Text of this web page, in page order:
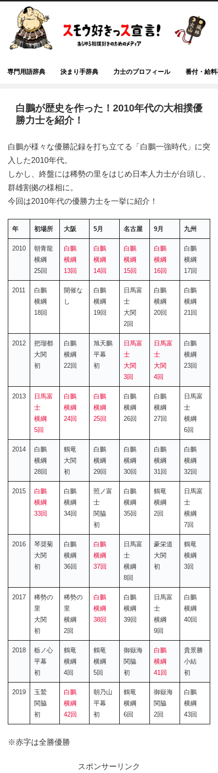
専門用語辞典 決まり手辞典 力士のプロフィール 番付・給
白鵬が歴史を作った！2010年代の大相撲優
勝力士を紹介！
白鵬が様々な優勝記録を打ち立てる「白鵬一強時代」に突
入した2010年代。
しかし、終盤には稀勢の里をはじめ日本人力士が台頭し、
群雄割拠の様相に。
今回は2010年代の優勝力士を一挙に紹介！
年 初場所 大阪 5月 名古屋 9月 九州
2010
朝青龍
横綱
25回
白鵬
横綱
13回
白鵬
横綱
14回
白鵬
横綱
15回
白鵬
横綱
16回
白鵬
横綱
17回
2011
白鵬
横綱
18回
開催な
し
白鵬
横綱
19回
日馬富
士
大関
2回
白鵬
横綱
20回
白鵬
横綱
21回
2012
把瑠都
大関
初
白鵬
横綱
22回
旭天鵬
平幕
初
日馬富
士
大関
3回
日馬富
士
大関
4回
白鵬
横綱
23回
2013
日馬富
士
横綱
5回
白鵬
横綱
24回
白鵬
横綱
25回
白鵬
横綱
26回
白鵬
横綱
27回
日馬富
士
横綱
6回
2014
白鵬
横綱
28回
鶴竜
大関
初
白鵬
横綱
29回
白鵬
横綱
30回
白鵬
横綱
31回
白鵬
横綱
32回
2015
白鵬
横綱
33回
白鵬
横綱
34回
照ノ富
士
関脇
初
白鵬
横綱
35回
鶴竜
横綱
2回
日馬富
士
横綱
7回
2016
琴奨菊
大関
初
白鵬
横綱
36回
白鵬
横綱
37回
日馬富
士
横綱
8回
豪栄道
大関
初
鶴竜
横綱
3回
2017
稀勢の
里
大関
初
稀勢の
里
横綱
2回
白鵬
横綱
38回
白鵬
横綱
39回
日馬富
士
横綱
9回
白鵬
横綱
40回
2018
栃ノ心
平幕
初
鶴竜
横綱
4回
鶴竜
横綱
5回
御嶽海
関脇
初
白鵬
横綱
41回
貴景勝
小結
初
2019
玉鷲
関脇
初
白鵬
横綱
42回
朝乃山
平幕
初
鶴竜
横綱
6回
御嶽海
関脇
2回
白鵬
横綱
43回
※赤字は全勝優勝
スポンサーリンク